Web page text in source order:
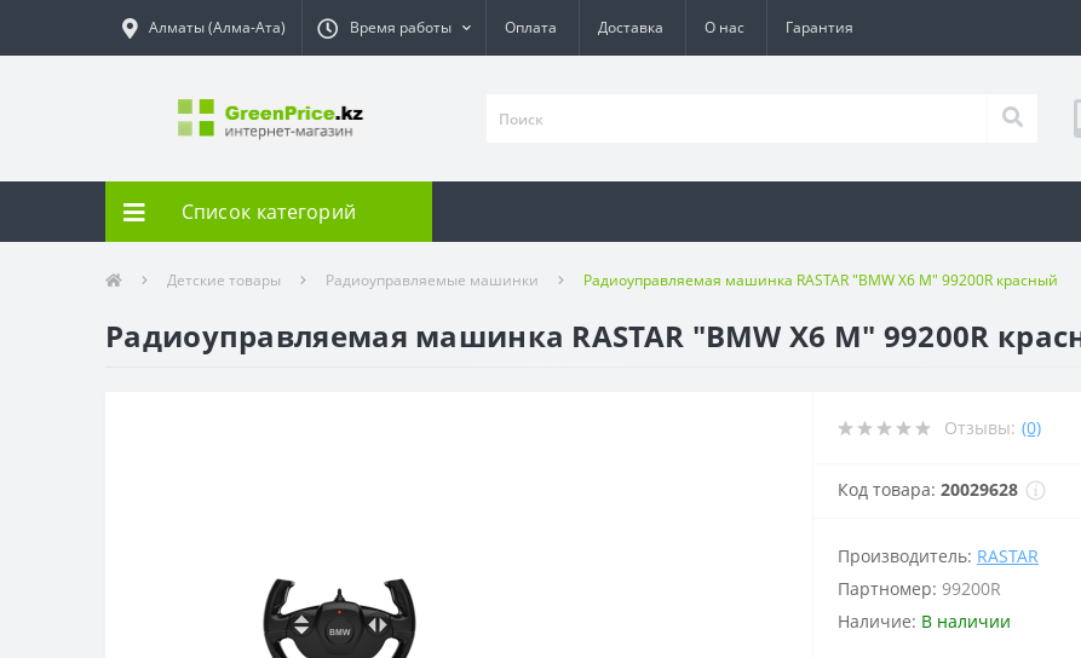
Алматы (Алма-Ата) Время работы Оплата Доставка О нас Гарантия
Список категорий
Детские товары Радиоуправляемые машинки Радиоуправляемая машинка RASTAR "BMW X6 M" 99200R красный
Радиоуправляемая машинка RASTAR "BMW X6 M" 99200R
Отзывы: (0)
Код товара: 20029628
Производитель: RASTAR
Партномер: 99200R
Наличие: В наличии